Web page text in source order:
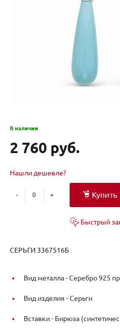
В наличии
2 760 руб.
Нашли дешевле?
- + Купить
Быстрый
СЕРЬГИ 3367516Б
Вид металла -Серебро 925
Вид изделия -Серьги
Вставки - Бирюза